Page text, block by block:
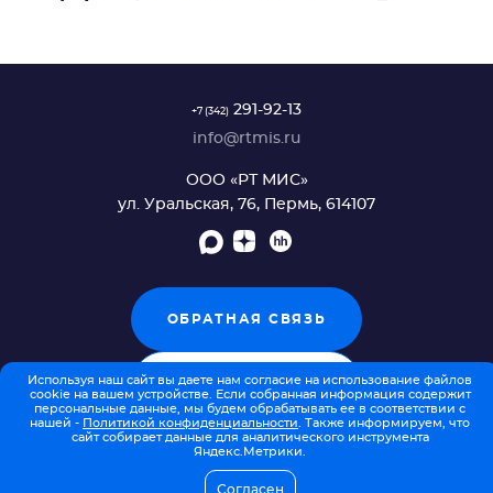
информационная система" 2.0.5_2
Модуль "Часовые пояса" 2.0.5
+7 (342) 291-92-13
info@rtmis.ru
ООО «РТ МИС»
ул. Уральская, 76, Пермь, 614107
ОБРАТНАЯ СВЯЗЬ
ЧАСТЫЕ ВОПРОСЫ
Используя наш сайт вы даете нам согласие на использование файлов
cookie на вашем устройстве. Если собранная информация содержит
персональные данные, мы будем обрабатывать ее в соответствии с
нашей - Политикой конфиденциальности . Также информируем, что
сайт собирает данные для аналитического инструмента
Яндекс.Метрики.
Согласен